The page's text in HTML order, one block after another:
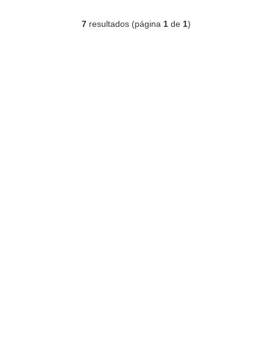
7 resultados (página 1 de 1)